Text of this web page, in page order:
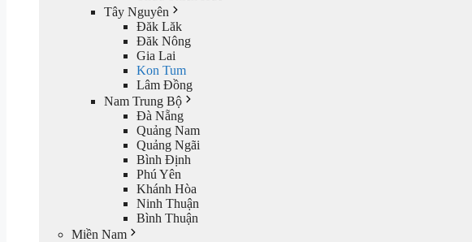
Tây Nguyên
Đăk Lăk
Đăk Nông
Gia Lai
Kon Tum
Lâm Đồng
Nam Trung Bộ
Đà Nẵng
Quảng Nam
Quảng Ngãi
Bình Định
Phú Yên
Khánh Hòa
Ninh Thuận
Bình Thuận
Miền Nam